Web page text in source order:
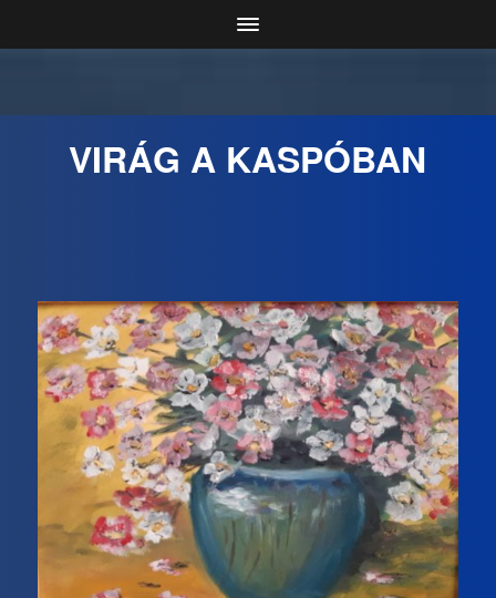
VIRÁG A KASPÓBAN